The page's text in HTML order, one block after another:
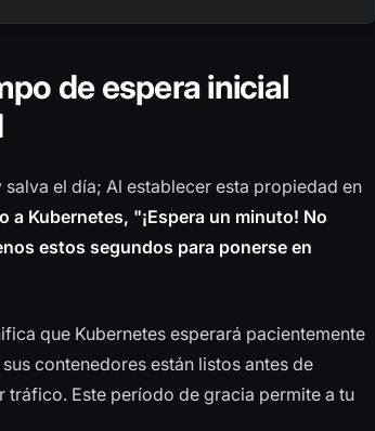
de espera inicial
salva el día; Al establecer esta propiedad en
a Kubernetes, "¡Espera un minuto! No
estos segundos para ponerse en
que Kubernetes esperará pacientemente
contenedores están listos antes de
Este período de gracia permite a tu